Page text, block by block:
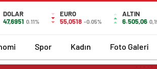
DOLAR
47,6951 0.11%
EURO
55,0518 -0.05%
ALTIN
6.505,06
Spor Kadın Foto Galeri